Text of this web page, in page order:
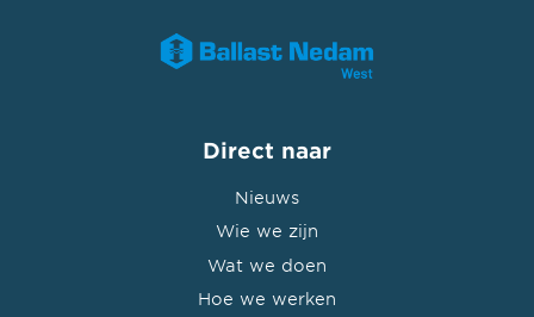
Direct naar
Nieuws
Wie we zijn
Wat we doen
Hoe we werken